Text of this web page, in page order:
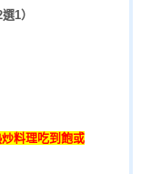
1）
料理吃到飽或